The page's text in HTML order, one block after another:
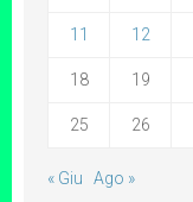
11 12
18 19
25 26
« Giu Ago »